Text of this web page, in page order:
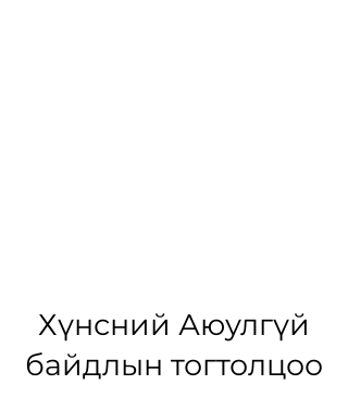
Хүнсний Аюулгүй
байдлын тогтолцоо